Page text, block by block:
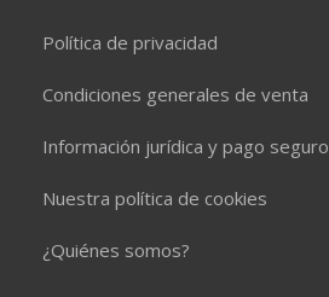
Política de privacidad
Condiciones generales de venta
Información jurídica y pago seguro
Nuestra política de cookies
¿Quiénes somos?